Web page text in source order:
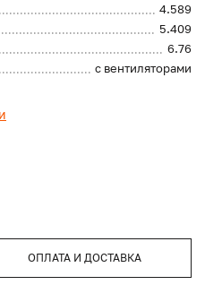
4.589
5.409
6.76
с вентиляторами
ОПЛАТА И ДОСТАВКА